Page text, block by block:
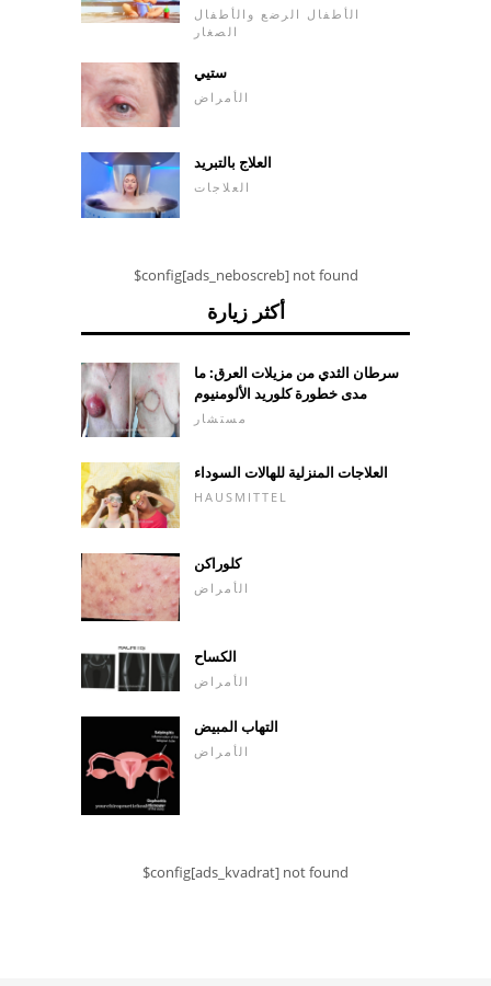
الأطفال الرضع والأطفال
الصغار
ستيي
الأمراض
العلاج بالتبريد
العلاجات
$config[ads_neboscreb] not found
أكثر زيارة
سرطان الثدي من مزيلات العرق: ما
مدى خطورة كلوريد الألومنيوم
مستشار
العلاجات المنزلية للهالات السوداء
HAUSMITTEL
كلوراكن
الأمراض
الكساح
الأمراض
التهاب المبيض
الأمراض
$config[ads_kvadrat] not found